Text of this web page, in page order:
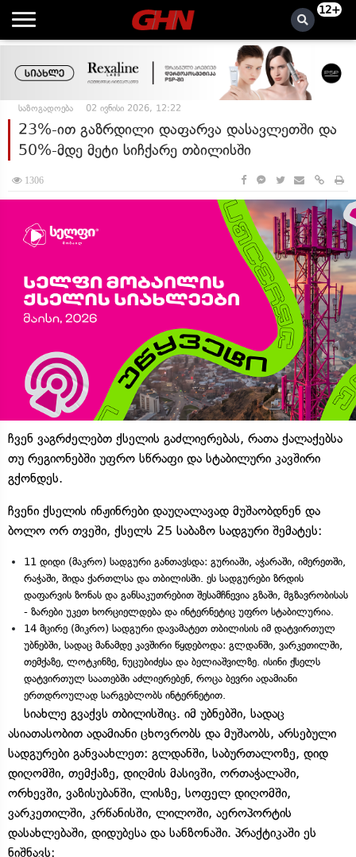
12+
საზოგადოება 02 ივნისი 2026, 12:22
23%-ით გაზრდილი დაფარვა დასავლეთში და
50%-მდე მეტი სიჩქარე თბილისში
1306
ჩვენ ვაგრძელებთ ქსელის გაძლიერებას, რათა ქალაქებსა
თუ რეგიონებში უფრო სწრაფი და სტაბილური კავშირი
გქონდეს.
ჩვენი ქსელის ინჟინრები დაუღალავად მუშაობდნენ და
ბოლო ორ თვეში, ქსელს 25 საბაზო სადგური შემატეს:
11 დიდი (მაკრო) სადგური განთავსდა: გურიაში, აჭარაში, იმერეთში,
რაჭაში, შიდა ქართლსა და თბილისში. ეს სადგურები ზრდის
დაფარვის ზონას და განსაკუთრებით შესამჩნევია გზაში, მგზავრობისას
- ზარები უკეთ ხორციელდება და ინტერნეტიც უფრო სტაბილურია.
14 მცირე (მიკრო) სადგური დავამატეთ თბილისის იმ დატვირთულ
უბნებში, სადაც მანამდე კავშირი წყდებოდა: გლდანში, ვარკეთილში,
თემქაზე, ლოტკინზე, ნუცუბიძესა და ბელიაშვილზე. ისინი ქსელს
დატვირთულ საათებში აძლიერებენ, როცა ბევრი ადამიანი
ერთდროულად სარგებლობს ინტერნეტით.
სიახლე გვაქვს თბილისშიც. იმ უბნებში, სადაც
ასიათასობით ადამიანი ცხოვრობს და მუშაობს, არსებული
სადგურები განვაახლეთ: გლდანში, საბურთალოზე, დიდ
დიღომში, თემქაზე, დიღმის მასივში, ორთაჭალაში,
ორხევში, ვაზისუბანში, ლისზე, სოფელ დიღომში,
ვარკეთილში, კრწანისში, ლილოში, აეროპორტის
დასახლებაში, დიდუბესა და სანზონაში. პრაქტიკაში ეს
ნიშნავს: